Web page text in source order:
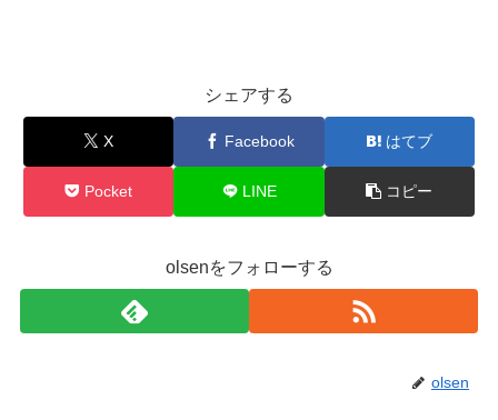
シェアする
X Facebook はてブ
Pocket LINE コピー
olsenをフォローする
olsen